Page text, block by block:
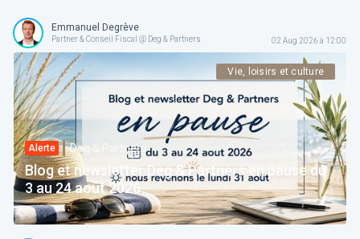
Emmanuel Degrève
Partner & Conseil Fiscal @ Deg & Partners 02 Aug 2026 à 12:00
Vie, loisirs et culture
Alerte Deg & Partners
Blog et newsletter Deg & Partners en pause du
3 au 24 août 2026